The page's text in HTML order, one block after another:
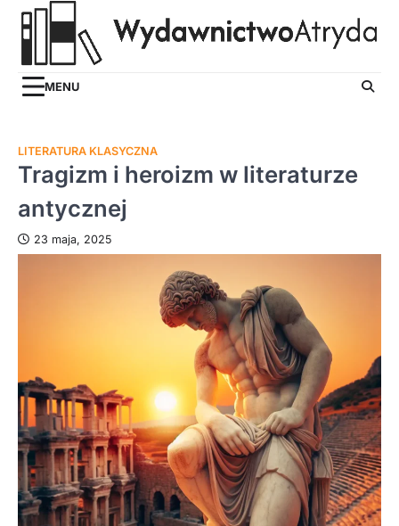
Skip
MENU
LITERATURA KLASYCZNA
Tragizm i heroizm w literaturze
antycznej
23 maja, 2025